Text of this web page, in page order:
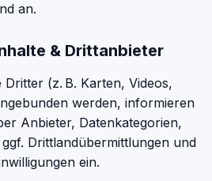
an.
& Drittanbieter
(z. B. Karten, Videos,
werden, informieren
Anbieter, Datenkategorien,
Drittlandübermittlungen und
ein.